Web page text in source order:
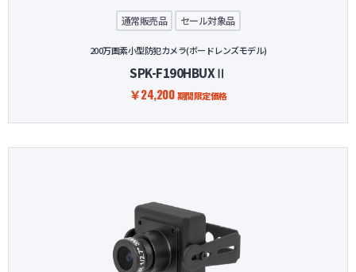
通常販売品 セール対象品
200万画素小型防犯カメラ(ボードレンズモデル)
SPK-F190HBUXⅡ
￥24,200期間限定価格